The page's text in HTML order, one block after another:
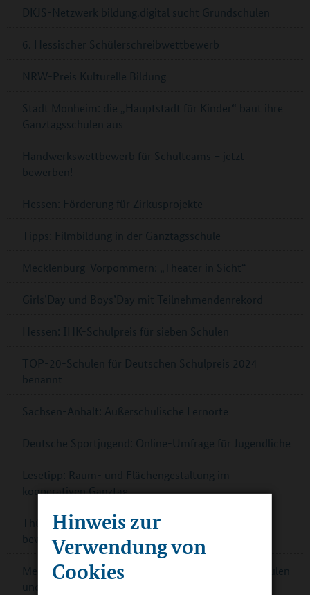
Hinweis zur
Verwendung von
Cookies
DKJS-Netzwerk bildung.digital sucht Grundschulen
6. Hessischer Schülerschreibwettbewerb
NRW-Preis Kulturelle Bildung
Stadt Monheim: die „Hauptstadt für Kinder“ baut ihre
Ganztagsschulen aus
Handwerkswettbewerb für Schulteams – jetzt
bewerben!
Hessen: Förderung für Zirkusprojekte
Tipps: Filmbildung in der Ganztagsschule
Mecklenburg-Vorpommern: „Theater in Sicht“
Girls’Day und Boys’Day mit Teilnehmendenrekord
Hessen: IHK-Schulpreis für sieben Schulen
TOP-20-Schulen für Deutschen Schulpreis 2024
benannt
Sachsen-Anhalt: Außerschulische Lernorte
Deutsche Sportjugend: Online-Umfrage für Jugendliche
Lesetipp: Raum- und Flächengestaltung im
kooperativen Ganztag
Thüringen: Preis für Schulbibliotheken – jetzt noch
bewerben!
Mecklenburg-Vorpommern: Kontaktbörsen für Schulen
und Partner